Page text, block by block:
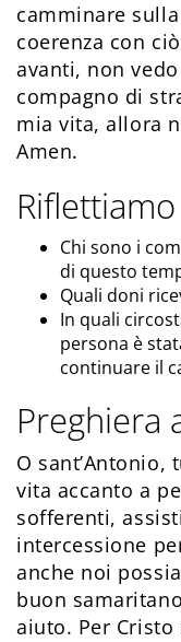
camminare
coerenza con
avanti, non
compagno di
mia vita, allora
Amen.
Riflettiamo
Chi sono i
di questo
Quali doni
In quali
persona è
continuare il
Preghiera
O sant’Antonio,
vita accanto a
sofferenti,
intercessione
anche noi
buon
aiuto. Per Cristo